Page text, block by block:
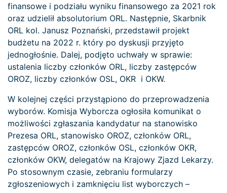
finansowe i podziału wyniku finansowego za 2021 rok
oraz udzielił absolutorium ORL. Następnie, Skarbnik
ORL kol. Janusz Poznański, przedstawił projekt
budżetu na 2022 r. który po dyskusji przyjęto
jednogłośnie. Dalej, podjęto uchwały w sprawie:
ustalenia liczby członków ORL, liczby zastępców
OROZ, liczby członków OSL, OKR i OKW.
W kolejnej części przystąpiono do przeprowadzenia
wyborów. Komisja Wyborcza ogłosiła komunikat o
możliwości zgłaszania kandydatur na stanowisko
Prezesa ORL, stanowisko OROZ, członków ORL,
zastępców OROZ, członków OSL, członków OKR,
członków OKW, delegatów na Krajowy Zjazd Lekarzy.
Po stosownym czasie, zebraniu formularzy
zgłoszeniowych i zamknięciu list wyborczych –